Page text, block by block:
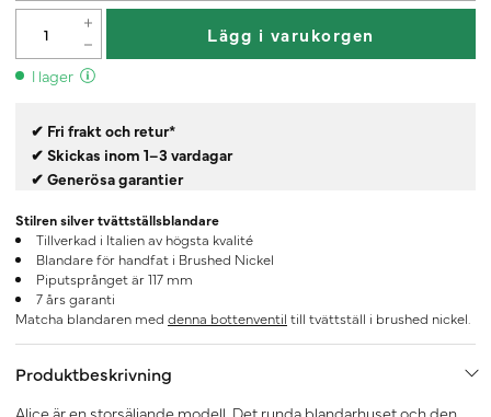
Lägg i varukorgen
I lager
✔ Fri frakt och retur*
✔ Skickas inom 1–3 vardagar
✔ Generösa garantier
Stilren silver tvättställsblandare
Tillverkad i Italien av högsta kvalité
Blandare för handfat i Brushed Nickel
Piputsprånget är 117 mm
7 års garanti
Matcha blandaren med denna bottenventil till tvättställ i brushed nickel.
Produktbeskrivning